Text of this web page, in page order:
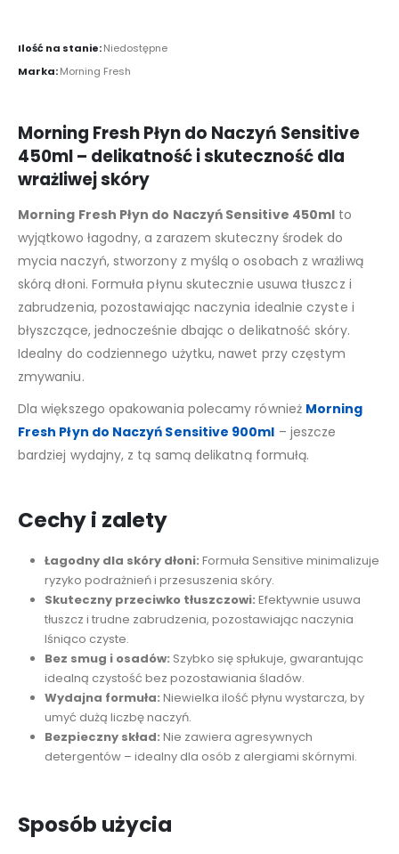
Ilość na stanie:Niedostępne
Marka:Morning Fresh
Morning Fresh Płyn do Naczyń Sensitive
450ml – delikatność i skuteczność dla
wrażliwej skóry
Morning Fresh Płyn do Naczyń Sensitive 450ml to
wyjątkowo łagodny, a zarazem skuteczny środek do
mycia naczyń, stworzony z myślą o osobach z wrażliwą
skórą dłoni. Formuła płynu skutecznie usuwa tłuszcz i
zabrudzenia, pozostawiając naczynia idealnie czyste i
błyszczące, jednocześnie dbając o delikatność skóry.
Idealny do codziennego użytku, nawet przy częstym
zmywaniu.
Dla większego opakowania polecamy również Morning
Fresh Płyn do Naczyń Sensitive 900ml – jeszcze
bardziej wydajny, z tą samą delikatną formułą.
Cechy i zalety
Łagodny dla skóry dłoni: Formuła Sensitive minimalizuje
ryzyko podrażnień i przesuszenia skóry.
Skuteczny przeciwko tłuszczowi: Efektywnie usuwa
tłuszcz i trudne zabrudzenia, pozostawiając naczynia
lśniąco czyste.
Bez smug i osadów: Szybko się spłukuje, gwarantując
idealną czystość bez pozostawiania śladów.
Wydajna formuła: Niewielka ilość płynu wystarcza, by
umyć dużą liczbę naczyń.
Bezpieczny skład: Nie zawiera agresywnych
detergentów – idealny dla osób z alergiami skórnymi.
Sposób użycia